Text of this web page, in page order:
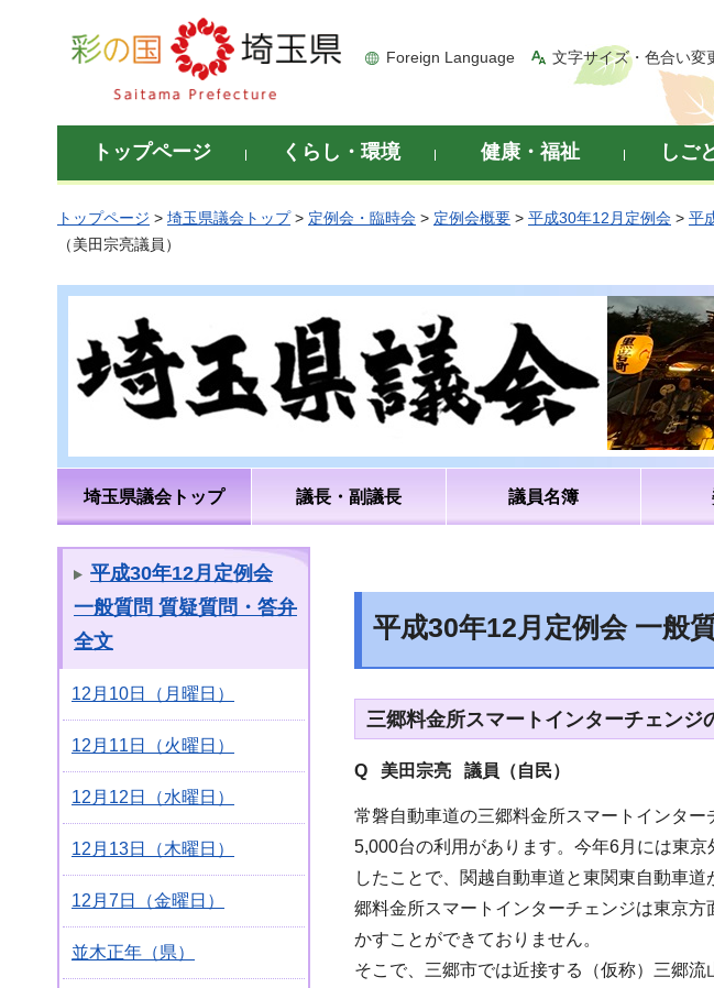
彩の国 埼玉県
Foreign Language 文字サイズ・色合い変
トップページ くらし・環境 健康・福祉 しご
トップページ > 埼玉県議会トップ> 定例会・臨時会 > 定例会概要 > 平成30年12月定例会 > 平
（美田宗亮議員）
埼玉県議会トップ 議長・副議長 議員名簿
平成30年12月定例会
一般質問 質疑質問・答弁
全文
12月10日（月曜日）
12月11日（火曜日）
12月12日（水曜日）
12月13日（木曜日）
12月7日（金曜日）
並木正年（県）
平成30年12月定例会 一般
三郷料金所スマートインターチェンジ
Q 美田宗亮 議員（自民）
常磐自動車道の三郷料金所スマートインタ
5,000台の利用があります。今年6月には東
したことで、関越自動車道と東関東自動車
郷料金所スマートインターチェンジは東京
かすことができておりません。
そこで、三郷市では近接する（仮称）三郷